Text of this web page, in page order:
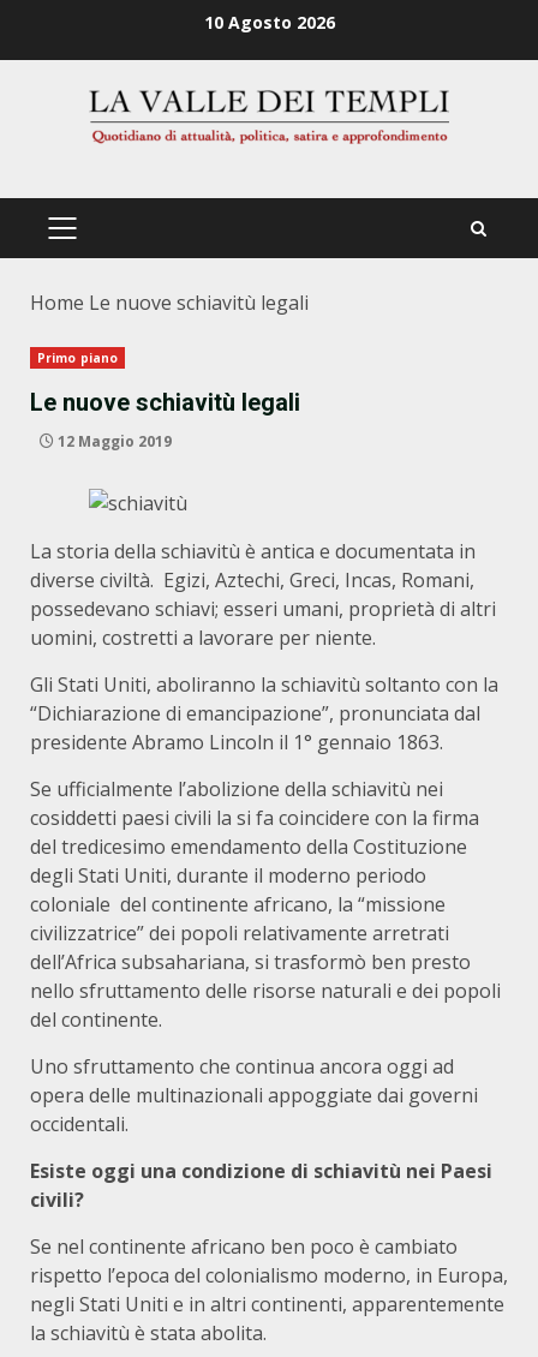
10 Agosto 2026
PRIMÄRES
Home Le nuove schiavitù legali
Primo piano
Le nuove schiavitù legali
12 Maggio 2019
La storia della schiavitù è antica e documentata in
diverse civiltà. Egizi, Aztechi, Greci, Incas, Romani,
possedevano schiavi; esseri umani, proprietà di altri
uomini, costretti a lavorare per niente.
Gli Stati Uniti, aboliranno la schiavitù soltanto con la
“Dichiarazione di emancipazione”, pronunciata dal
presidente Abramo Lincoln il 1° gennaio 1863.
Se ufficialmente l’abolizione della schiavitù nei
cosiddetti paesi civili la si fa coincidere con la firma
del tredicesimo emendamento della Costituzione
degli Stati Uniti, durante il moderno periodo
coloniale del continente africano, la “missione
civilizzatrice” dei popoli relativamente arretrati
dell’Africa subsahariana, si trasformò ben presto
nello sfruttamento delle risorse naturali e dei popoli
del continente.
Uno sfruttamento che continua ancora oggi ad
opera delle multinazionali appoggiate dai governi
occidentali.
Esiste oggi una condizione di schiavitù nei Paesi
civili?
Se nel continente africano ben poco è cambiato
rispetto l’epoca del colonialismo moderno, in Europa,
negli Stati Uniti e in altri continenti, apparentemente
la schiavitù è stata abolita.